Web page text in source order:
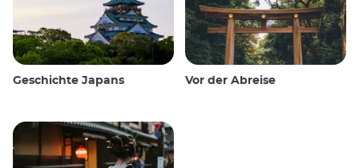
Geschichte Japans Vor der Abreise